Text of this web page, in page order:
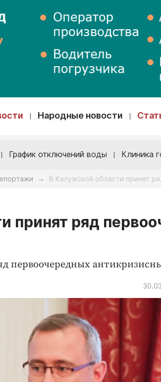
Народные новости
График отключений воды Клиника
→ В Калужской области принят
принят ряд
первоочередных